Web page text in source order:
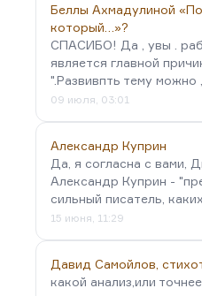
Беллы Ахмадулиной
который…»?
СПАСИБО! Да , увы .
является главной
".Развивпть тему можно
09 июля, 03:01
Александр Куприн
Да, я согласна с вами,
Александр Куприн -
сильный писатель,
15 июня, 11:29
Давид Самойлов,
какой анализ,или